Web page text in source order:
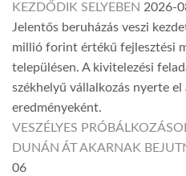
KEZDŐDIK SELYEBEN 2026-
Jelentős beruházás veszi
millió forint értékű fejlesztési
településen. A kivitelezési
székhelyű vállalkozás nyerte el
eredményeként.
VESZÉLYES
DUNÁN ÁT AKARNAK
06